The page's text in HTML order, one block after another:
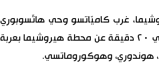
غرب كاميّاتسو وحي هاتّسوبوري
وهما المنطقتان الإدارية والتجارية. تبعد حوالي ٢٠ دقيقة عن محطة هيروشيما بعربة
هوندوري، وهوكوروماتسي.